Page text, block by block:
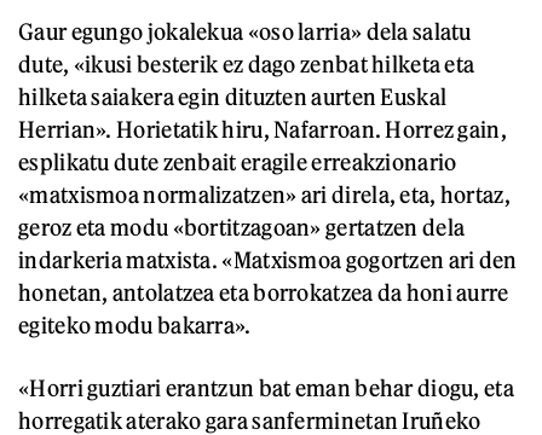
Gaur egungo jokalekua «oso larria» dela salatu
dute, «ikusi besterik ez dago zenbat hilketa eta
hilketa saiakera egin dituzten aurten Euskal
Herrian». Horietatik hiru, Nafarroan. Horrez gain,
esplikatu dute zenbait eragile erreakzionario
«matxismoa normalizatzen» ari direla, eta, hortaz,
geroz eta modu «bortitzagoan» gertatzen dela
indarkeria matxista. «Matxismoa gogortzen ari den
honetan, antolatzea eta borrokatzea da honi aurre
egiteko modu bakarra».
«Horri guztiari erantzun bat eman behar diogu, eta
horregatik aterako gara sanferminetan Iruñeko